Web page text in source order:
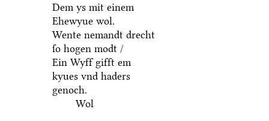
Dem ys mit einem
Ehewyue wol.
Wente nemandt drecht
ſo hogen modt /
Ein Wyff gifft em
kyues vnd haders
genoch.
Wol